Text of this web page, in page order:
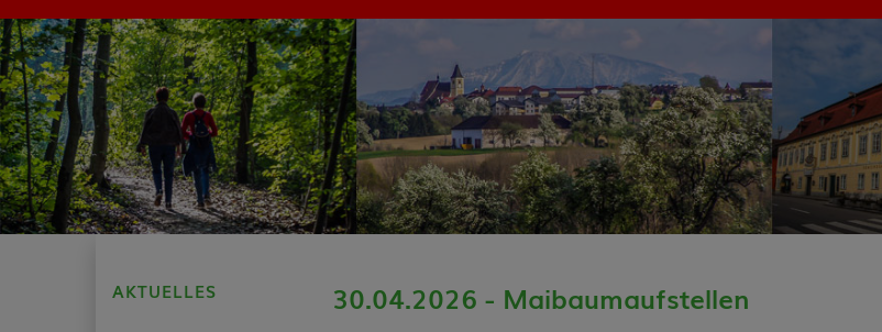
30.04.2026 - Maibaumaufstellen
AKTUELLES